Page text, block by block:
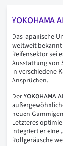
YOKOHAMA
Das japanische
weltweit
Reifensektor sei
Ausstattung von
in verschiedene
Ansprüchen.
DerYOKOHAMA
neuen
Letzteres
integriert er eine
Rollgeräusche